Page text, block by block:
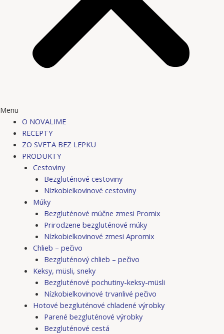
Menu
O NOVALIME
RECEPTY
ZO SVETA BEZ LEPKU
PRODUKTY
Cestoviny
Bezgluténové cestoviny
Nízkobielkovinové cestoviny
Múky
Bezgluténové múčne zmesi Promix
Prirodzene bezgluténové múky
Nízkobielkovinové zmesi Apromix
Chlieb – pečivo
Bezgluténový chlieb – pečivo
Keksy, müsli, sneky
Bezgluténové pochutiny-keksy-müsli
Nízkobielkovinové trvanlivé pečivo
Hotové bezgluténové chladené výrobky
Parené bezgluténové výrobky
Bezgluténové cestá